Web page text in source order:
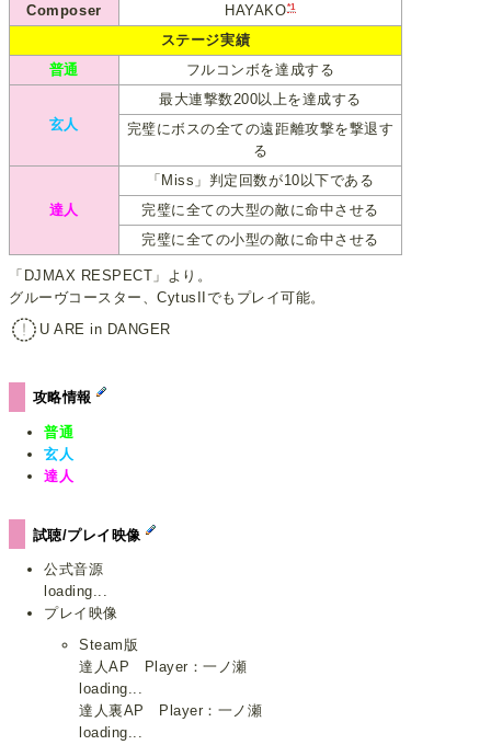
Composer
HAYAKO*1
ステージ実績
普通
フルコンボを達成する
玄人
最大連撃数200以上を達成する
完璧にボスの全ての遠距離攻撃を撃退す
る
達人
「Miss」判定回数が10以下である
完璧に全ての大型の敵に命中させる
完璧に全ての小型の敵に命中させる
「DJMAX RESPECT」より。
グルーヴコースター、CytusIIでもプレイ可能。
U ARE in DANGER
攻略情報
普通
玄人
達人
試聴/プレイ映像
公式音源
loading...
プレイ映像
Steam版
達人AP Player：一ノ瀬
loading...
達人裏AP Player：一ノ瀬
loading...